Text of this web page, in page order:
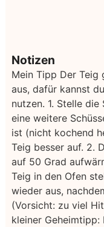
Notizen
Mein Tipp Der Teig
aus, dafür kannst
nutzen. 1. Stelle
eine weitere
ist (nicht kochend
Teig besser auf. 2.
auf 50 Grad
Teig in den Ofen
wieder aus,
(Vorsicht: zu viel
kleiner Geheimtipp: